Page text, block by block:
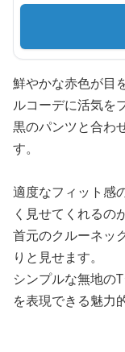
鮮やかな赤色が目
ルコーデに活気を
黒のパンツと合わ
す。
適度なフィット感
く見せてくれるの
首元のクルーネッ
りと見せます。
シンプルな無地の
を表現できる魅力